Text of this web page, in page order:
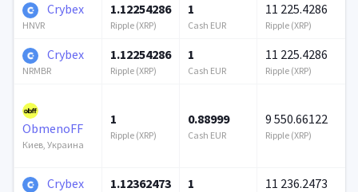
Crybex
HNVR
1.12254286
Ripple (XRP)
1
Cash EUR
11 225.4286
Ripple (XRP)
Crybex
NRMBR
1.12254286
Ripple (XRP)
1
Cash EUR
11 225.4286
Ripple (XRP)
ObmenoFF
Киев, Украина
1
Ripple (XRP)
0.88999
Cash EUR
9 550.66122
Ripple (XRP)
Crybex 1.12362473 1 11 236.2473